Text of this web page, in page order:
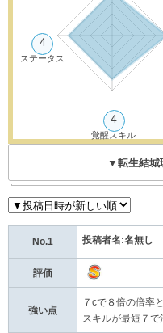
4
覚醒スキル
4
ステータス
▼転生結城
No.1 投稿者名:名無し
評価
強い点
７cで８倍の倍率
スキルが最短７